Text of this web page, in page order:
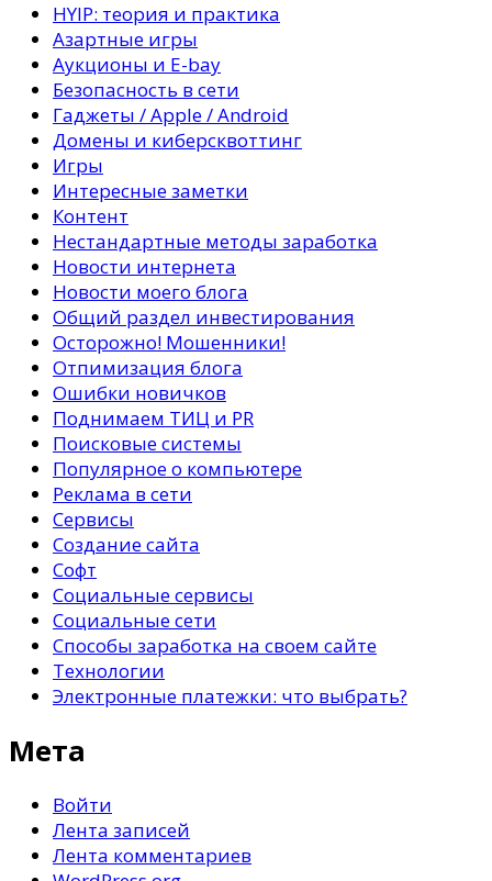
HYIP: теория и практика
Азартные игры
Аукционы и E-bay
Безопасность в сети
Гаджеты / Apple / Android
Домены и киберсквоттинг
Игры
Интересные заметки
Контент
Нестандартные методы заработка
Новости интернета
Новости моего блога
Общий раздел инвестирования
Осторожно! Мошенники!
Отпимизация блога
Ошибки новичков
Поднимаем ТИЦ и PR
Поисковые системы
Популярное о компьютере
Реклама в сети
Сервисы
Создание сайта
Софт
Социальные сервисы
Социальные сети
Способы заработка на своем сайте
Технологии
Электронные платежки: что выбрать?
Мета
Войти
Лента записей
Лента комментариев